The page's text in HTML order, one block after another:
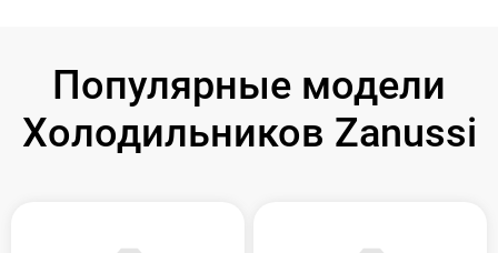
Популярные модели
Холодильников Zanussi